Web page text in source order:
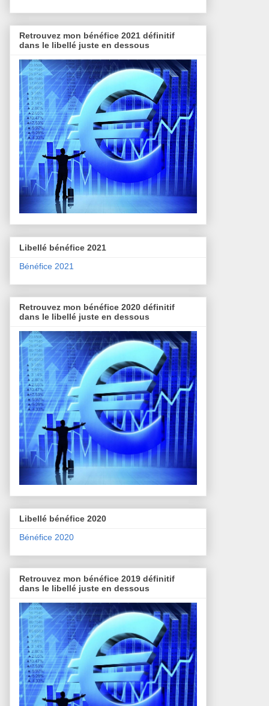
Retrouvez mon bénéfice 2021 définitif
dans le libellé juste en dessous
Libellé bénéfice 2021
Bénéfice 2021
Retrouvez mon bénéfice 2020 définitif
dans le libellé juste en dessous
Libellé bénéfice 2020
Bénéfice 2020
Retrouvez mon bénéfice 2019 définitif
dans le libellé juste en dessous